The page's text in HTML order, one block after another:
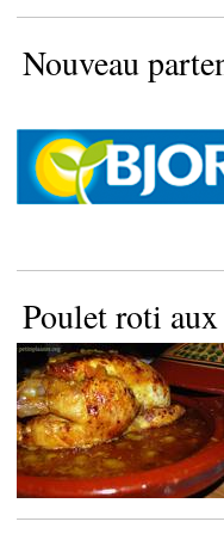
Nouveau
Poulet roti